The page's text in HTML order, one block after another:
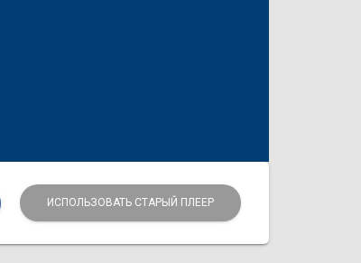
ИСПОЛЬЗОВАТЬ СТАРЫЙ ПЛЕЕР